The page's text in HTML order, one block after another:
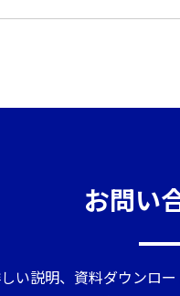
お問い
い説明、資料ダウンロ